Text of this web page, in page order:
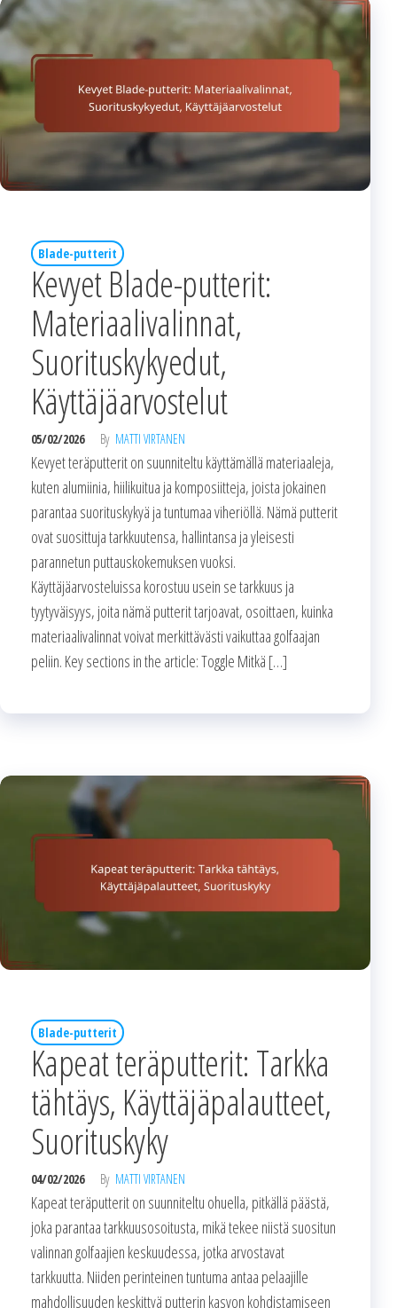
Blade-putterit
Kevyet Blade-putterit:
Materiaalivalinnat,
Suorituskykyedut,
Käyttäjäarvostelut
05/02/2026 By MATTI VIRTANEN
Kevyet teräputterit on suunniteltu käyttämällä materiaaleja,
kuten alumiinia, hiilikuitua ja komposiitteja, joista jokainen
parantaa suorituskykyä ja tuntumaa viheriöllä. Nämä putterit
ovat suosittuja tarkkuutensa, hallintansa ja yleisesti
parannetun puttauskokemuksen vuoksi.
Käyttäjäarvosteluissa korostuu usein se tarkkuus ja
tyytyväisyys, joita nämä putterit tarjoavat, osoittaen, kuinka
materiaalivalinnat voivat merkittävästi vaikuttaa golfaajan
peliin. Key sections in the article: Toggle Mitkä […]
Blade-putterit
Kapeat teräputterit: Tarkka
tähtäys, Käyttäjäpalautteet,
Suorituskyky
04/02/2026 By MATTI VIRTANEN
Kapeat teräputterit on suunniteltu ohuella, pitkällä päästä,
joka parantaa tarkkuusosoitusta, mikä tekee niistä suositun
valinnan golfaajien keskuudessa, jotka arvostavat
tarkkuutta. Niiden perinteinen tuntuma antaa pelaajille
mahdollisuuden keskittyä putterin kasvon kohdistamiseen